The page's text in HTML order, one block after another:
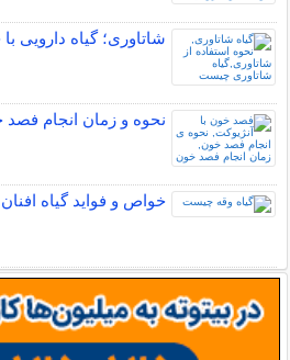
شاتاوری؛ گیاه دارویی
نحوه و زمان انجام فصد
خواص و فواید گیاه